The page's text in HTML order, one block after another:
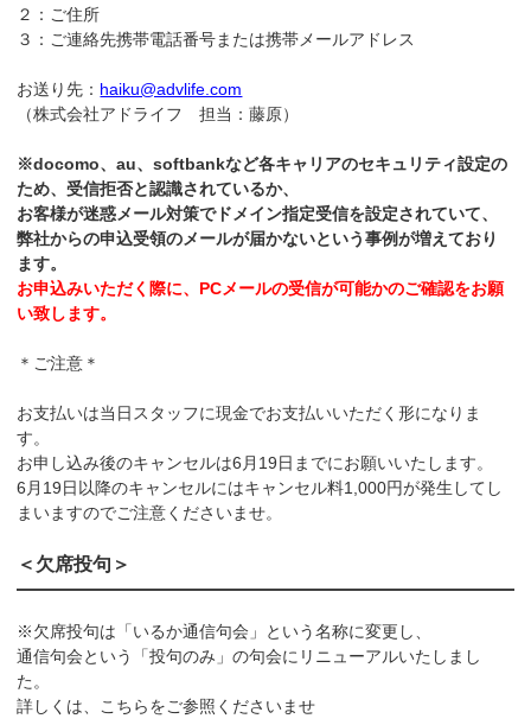
２：ご住所
３：ご連絡先携帯電話番号または携帯メールアドレス
お送り先： haiku@advlife.com
（株式会社アドライフ 担当：藤原）
※docomo、au、softbankなど各キャリアのセキュリティ設定の
ため、受信拒否と認識されているか、
お客様が迷惑メール対策でドメイン指定受信を設定されていて、
弊社からの申込受領のメールが届かないという事例が増えており
ます。
お申込みいただく際に、PCメールの受信が可能かのご確認をお願
い致します。
＊ご注意＊
お支払いは当日スタッフに現金でお支払いいただく形になりま
す。
お申し込み後のキャンセルは6月19日までにお願いいたします。
6月19日以降のキャンセルにはキャンセル料1,000円が発生してし
まいますのでご注意くださいませ。
＜欠席投句＞
※欠席投句は「いるか通信句会」という名称に変更し、
通信句会という「投句のみ」の句会にリニューアルいたしまし
た。
詳しくは、こちらをご参照くださいませ